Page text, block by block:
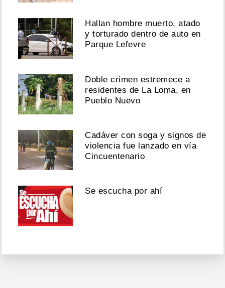
Hallan hombre muerto, atado
y torturado dentro de auto en
Parque Lefevre
Doble crimen estremece a
residentes de La Loma, en
Pueblo Nuevo
Cadáver con soga y signos de
violencia fue lanzado en vía
Cincuentenario
Se escucha por ahí